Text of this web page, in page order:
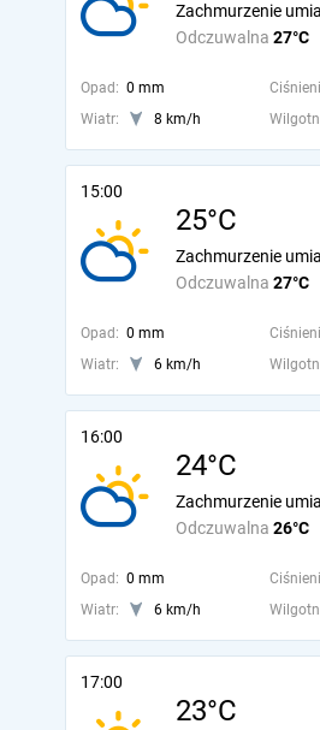
Odczuwalna 27°C
Zachmurzenie
Opad: 0 mm
Wiatr:
8 km/h
15:00
25°C
Odczuwalna 27°C
Zachmurzenie
Opad: 0 mm
Wiatr:
6 km/h
16:00
24°C
Odczuwalna 26°C
Zachmurzenie
Opad: 0 mm
Wiatr:
6 km/h
17:00
23°C